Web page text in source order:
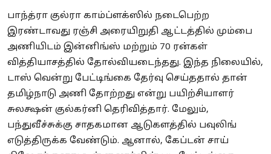
பாந்த்ரா குல்ரா காம்ப்ளக்ஸில் நடைபெற்ற
இரண்டாவது ரஞ்சி அரையிறுதி ஆட்டத்தில் மும்பை
அணியிடம் இன்னிங்ஸ் மற்றும் 70 ரன்கள்
வித்தியாசத்தில் தோல்வியடைந்தது. இந்த நிலையில்,
டாஸ் வென்று பேட்டிங்கை தேர்வு செய்ததால் தான்
தமிழ்நாடு அணி தோற்றது என்று பயிற்சியாளர்
சுலக்ஷன் குல்கர்னி தெரிவித்தார். மேலும்,
பந்துவீச்சுக்கு சாதகமான ஆடுகளத்தில் பவுலிங்
எடுத்திருக்க வேண்டும். ஆனால், கேப்டன் சாய்